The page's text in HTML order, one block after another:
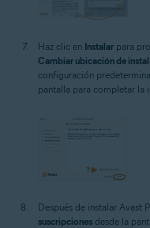
Haz clic en Instalar para
Cambiar ubicación de
configuración
pantalla para completar la
Después de instalar Avast
suscripciones desde la